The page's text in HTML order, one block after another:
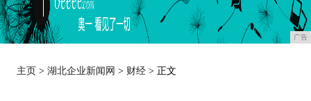
广告
主页 >湖北企业新闻网 > 财经 > 正文